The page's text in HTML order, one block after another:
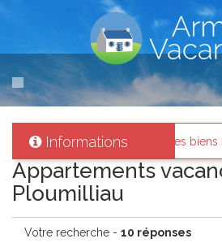
Informations
loués existent réellement.
Appartements
Ploumilliau
Votre recherche - 10 réponses